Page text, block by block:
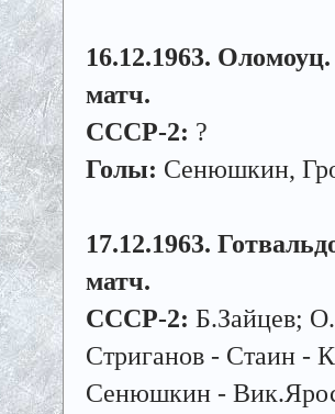
16.12.1963.
матч.
СССР-2: ?
Голы: Сенюшкин,
17.12.1963.
матч.
СССР-2: Б.Зайцев;
Стриганов - Стаин -
Сенюшкин -